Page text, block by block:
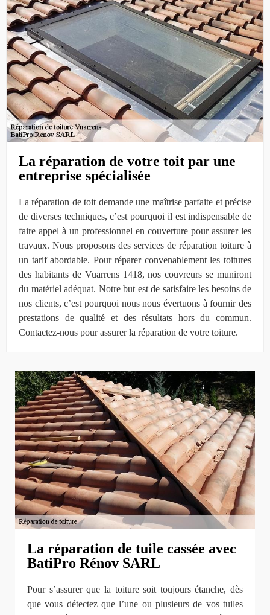
La réparation de votre toit par une
entreprise spécialisée
La réparation de toit demande une maîtrise parfaite et précise
de diverses techniques, c’est pourquoi il est indispensable de
faire appel à un professionnel en couverture pour assurer les
travaux. Nous proposons des services de réparation toiture à
un tarif abordable. Pour réparer convenablement les toitures
des habitants de Vuarrens 1418, nos couvreurs se muniront
du matériel adéquat. Notre but est de satisfaire les besoins de
nos clients, c’est pourquoi nous nous évertuons à fournir des
prestations de qualité et des résultats hors du commun.
Contactez-nous pour assurer la réparation de votre toiture.
La réparation de tuile cassée avec
BatiPro Rénov SARL
Pour s’assurer que la toiture soit toujours étanche, dès
que vous détectez que l’une ou plusieurs de vos tuiles